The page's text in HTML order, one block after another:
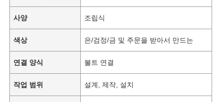
사양 조립식
색상 은/검정/금 및 주문을 받아서 만드는
연결 양식 볼트 연결
작업 범위 설계, 제작, 설치